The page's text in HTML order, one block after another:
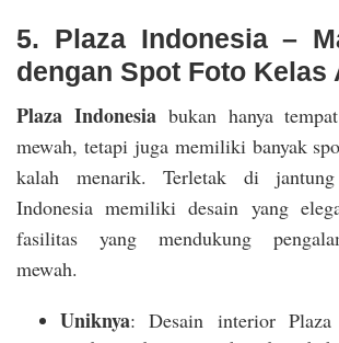
5. Plaza Indonesia –
dengan Spot Foto Kelas
Plaza Indonesiabukan hanya
mewah, tetapi juga memiliki banyak
kalah menarik. Terletak di
Indonesia memiliki desain yang
fasilitas yang mendukung
mewah.
Uniknya: Desain interior Plaza